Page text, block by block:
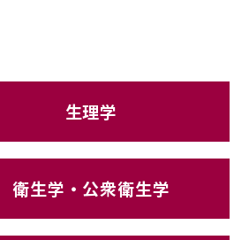
生理学
衛生学・公衆衛生学